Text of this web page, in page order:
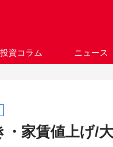
資コラム ニュース
・家賃値上げ/